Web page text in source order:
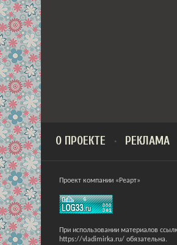
О ПРОЕКТЕ РЕКЛАМА
Проект компании «Реарт»
При использовании материалов
https://vladimirka.ru/ обязательна.